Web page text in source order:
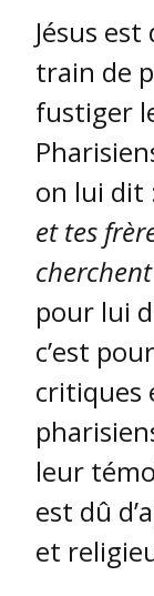
Jésus
train de
fustiger
on lui dit
et tes
pour lui
c’est
critiques
leur
est dû
et